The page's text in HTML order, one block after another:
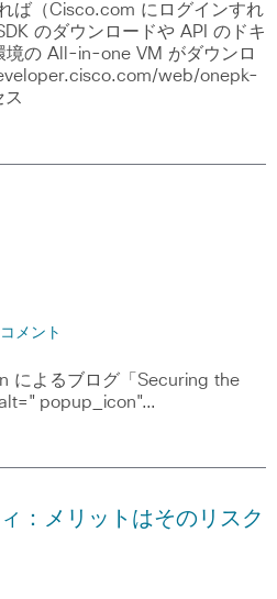
ば（Cisco.com にログインすれ
のダウンロードや API のドキ
境の All-in-one VM がダウンロ
web/onepk-
メント
によるブログ「Securing the
：メリットはそのリスク